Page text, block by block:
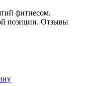
фитнесом.
позиции. Отзывы